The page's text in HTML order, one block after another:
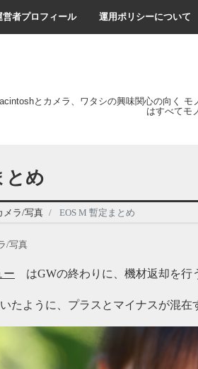
営者プロフィール 運用ポリシーについて
とカメラ、ワタシの興味関心の向く
はすべてモ
とめ
メラ/写真 EOS M 暫定まとめ
/写真
ー はGWの終わりに、機材返却を行
たように、プラスとマイナスが混在